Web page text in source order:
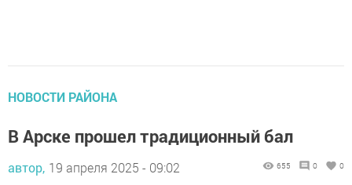
НОВОСТИ РАЙОНА
В Арске прошел традиционный бал